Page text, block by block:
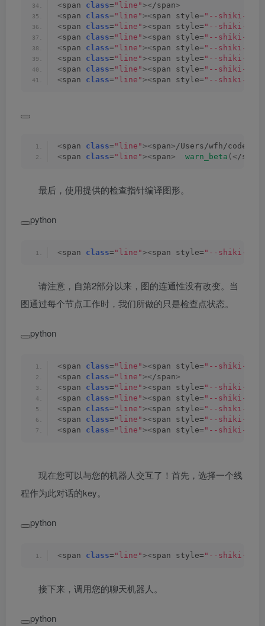
<span class= "line">< /span>
<span class= "line"><span style= "--shiki-
<span class= "line"><span style= "--shiki-
<span class= "line"><span style= "--shiki-
<span class= "line"><span style= "--shiki-
<span class= "line"><span style= "--shiki-
<span class= "line"><span style= "--shiki-
<span class= "line"><span style= "--shiki-
<span class= "line"><span> /Users/wfh/code/
<span class= "line"><span> warn_beta (< /span
最后，使用提供的检查指针编译图形。
python
<span class= "line"><span style= "--shiki-
请注意，自第2部分以来，图的连通性没有改变。当
图通过每个节点工作时，我们所做的只是检查点状态。
python
<span class= "line"><span style= "--shiki-
<span class= "line">< /span>
<span class= "line"><span style= "--shiki-
<span class= "line"><span style= "--shiki-
<span class= "line"><span style= "--shiki-
<span class= "line"><span style= "--shiki-
<span class= "line"><span style= "--shiki-
现在您可以与您的机器人交互了！首先，选择一个线
程作为此对话的key。
python
<span class= "line"><span style= "--shiki-
接下来，调用您的聊天机器人。
python